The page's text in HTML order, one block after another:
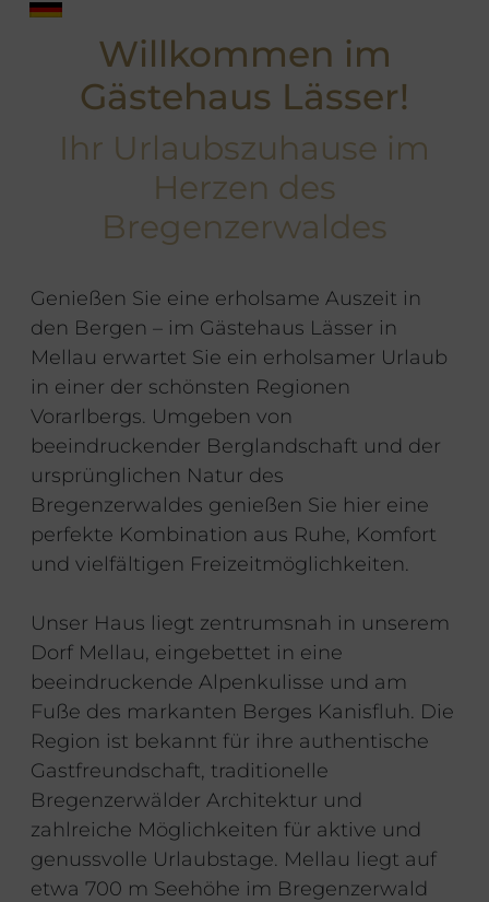
Willkommen im
Gästehaus Lässer!
Ihr Urlaubszuhause im
Herzen des
Bregenzerwaldes
Genießen Sie eine erholsame Auszeit in
den Bergen – im Gästehaus Lässer in
Mellau erwartet Sie ein erholsamer Urlaub
in einer der schönsten Regionen
Vorarlbergs. Umgeben von
beeindruckender Berglandschaft und der
ursprünglichen Natur des
Bregenzerwaldes genießen Sie hier eine
perfekte Kombination aus Ruhe, Komfort
und vielfältigen Freizeitmöglichkeiten.
Unser Haus liegt zentrumsnah in unserem
Dorf Mellau, eingebettet in eine
beeindruckende Alpenkulisse und am
Fuße des markanten Berges Kanisfluh. Die
Region ist bekannt für ihre authentische
Gastfreundschaft, traditionelle
Bregenzerwälder Architektur und
zahlreiche Möglichkeiten für aktive und
genussvolle Urlaubstage. Mellau liegt auf
etwa 700 m Seehöhe im Bregenzerwald